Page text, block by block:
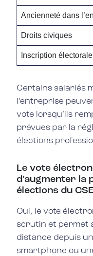
Ancienneté dans
Droits civiques
Inscription électorale
Certains salariés
l’entreprise
vote lorsqu’ils
prévues par la
élections
Le vote
d’augmenter la
élections du
Oui, le vote
scrutin et permet
distance depuis
smartphone ou